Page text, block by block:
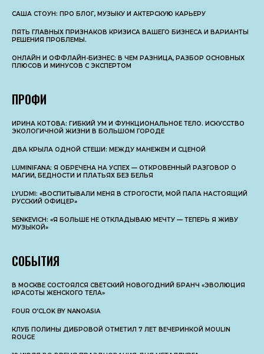
САША СТОУН: ПРО БЛОГ, МУЗЫКУ И АКТЕРСКУЮ КАРЬЕРУ
ПЯТЬ ГЛАВНЫХ ПРИЗНАКОВ КРИЗИСА ВАШЕГО БИЗНЕСА И ВАРИАНТЫ
РЕШЕНИЯ ПРОБЛЕМЫ.
ОНЛАЙН И ОФФЛАЙН-БИЗНЕС: В ЧЕМ РАЗНИЦА, РАЗБОР ОСНОВНЫX
ПЛЮСОВ И МИНУСОВ С ЭКСПЕРТОМ
ПРОФИ
ИРИНА КОТОВА: ГИБКИЙ УМ И ФУНКЦИОНАЛЬНОЕ ТЕЛО. ИСКУССТВО
ЭКОЛОГИЧНОЙ ЖИЗНИ В БОЛЬШОМ ГОРОДЕ
ДВА КРЫЛА ОДНОЙ СТЕШИ: МЕЖДУ МАНЕЖЕМ И СЦЕНОЙ
LUMINIFANA: Я ОБРЕЧЕНА НА УСПЕХ — ОТКРОВЕННЫЙ РАЗГОВОР О
МАГИИ, БЕДНОСТИ И ПЛАТЬЯХ БЕЗ БЕЛЬЯ
LYUDMI: «ВОСПИТЫВАЛИ МЕНЯ В СТРОГОСТИ, МОЙ ПАПА НАСТОЯЩИЙ
РУССКИЙ ОФИЦЕР»
SENKEVICH: «Я БОЛЬШЕ НЕ ОТКЛАДЫВАЮ МЕЧТУ — ТЕПЕРЬ Я ЖИВУ
МУЗЫКОЙ»
СОБЫТИЯ
В МОСКВЕ СОСТОЯЛСЯ СВЕТСКИЙ НОВОГОДНИЙ БРАНЧ «ЭВОЛЮЦИЯ
КРАСОТЫ ЖЕНСКОГО ТЕЛА»
FOUR O’CLOK BY NANOASIA
КЛУБ ПОЛИНЫ ДИБРОВОЙ ОТМЕТИЛ 7 ЛЕТ ВЕЧЕРИНКОЙ MOULIN
ROUGE